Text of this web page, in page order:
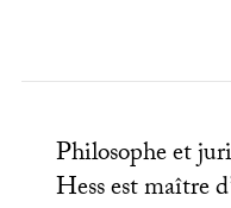
Philosophe et
Hess est maître